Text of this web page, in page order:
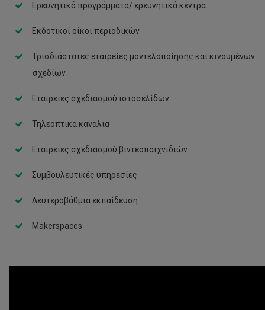
Ερευνητικά προγράμματα/ ερευνητικά κέντρα
Εκδοτικοί οίκοι περιοδικών
Τρισδιάστατες εταιρείες μοντελοποίησης και κινουμένων
σχεδίων
Εταιρείες σχεδιασμού ιστοσελίδων
Τηλεοπτικά κανάλια
Εταιρείες σχεδιασμού βιντεοπαιχνιδιών
Συμβουλευτικές υπηρεσίες
Δευτεροβάθμια εκπαίδευση
Makerspaces